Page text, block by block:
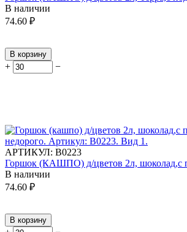
В наличии
74.60 ₽
В корзину
+ −
АРТИКУЛ: В0223
Горшок (КАШПО) д/цветов 2л, шоколад,с
В наличии
74.60 ₽
В корзину